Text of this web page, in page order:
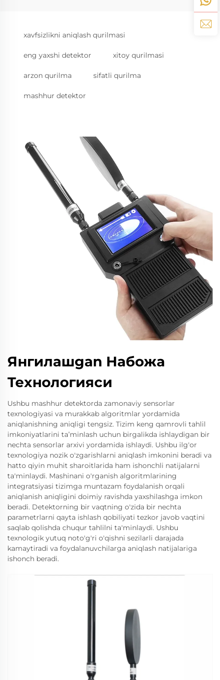
xavfsizlikni aniqlash qurilmasi
eng yaxshi detektor xitoy qurilmasi
arzon qurilma sifatli qurilma
mashhur detektor
Янгилашgan Набожа
Технологияси
Ushbu mashhur detektorda zamonaviy sensorlar
texnologiyasi va murakkab algoritmlar yordamida
aniqlanishning aniqligi tengsiz. Tizim keng qamrovli tahlil
imkoniyatlarini taʼminlash uchun birgalikda ishlaydigan bir
nechta sensorlar arxivi yordamida ishlaydi. Ushbu ilg'or
texnologiya nozik o'zgarishlarni aniqlash imkonini beradi va
hatto qiyin muhit sharoitlarida ham ishonchli natijalarni
ta'minlaydi. Mashinani o'rganish algoritmlarining
integratsiyasi tizimga muntazam foydalanish orqali
aniqlanish aniqligini doimiy ravishda yaxshilashga imkon
beradi. Detektorning bir vaqtning o'zida bir nechta
parametrlarni qayta ishlash qobiliyati tezkor javob vaqtini
saqlab qolishda chuqur tahlilni ta'minlaydi. Ushbu
texnologik yutuq noto'g'ri o'qishni sezilarli darajada
kamaytiradi va foydalanuvchilarga aniqlash natijalariga
ishonch beradi.